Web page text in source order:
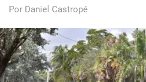
Por Daniel Castropé